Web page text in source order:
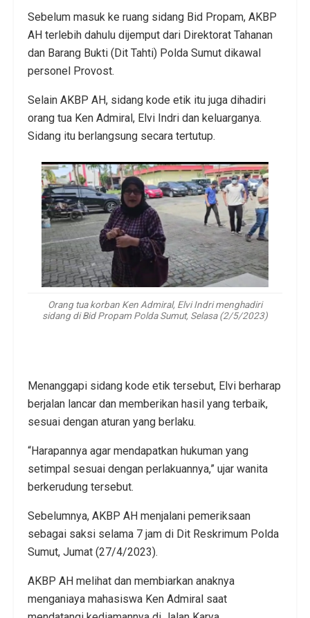
Sebelum masuk ke ruang sidang Bid Propam, AKBP
AH terlebih dahulu dijemput dari Direktorat Tahanan
dan Barang Bukti (Dit Tahti) Polda Sumut dikawal
personel Provost.
Selain AKBP AH, sidang kode etik itu juga dihadiri
orang tua Ken Admiral, Elvi Indri dan keluarganya.
Sidang itu berlangsung secara tertutup.
Orang tua korban Ken Admiral, Elvi Indri menghadiri
sidang di Bid Propam Polda Sumut, Selasa (2/5/2023)
Menanggapi sidang kode etik tersebut, Elvi berharap
berjalan lancar dan memberikan hasil yang terbaik,
sesuai dengan aturan yang berlaku.
“Harapannya agar mendapatkan hukuman yang
setimpal sesuai dengan perlakuannya,” ujar wanita
berkerudung tersebut.
Sebelumnya, AKBP AH menjalani pemeriksaan
sebagai saksi selama 7 jam di Dit Reskrimum Polda
Sumut, Jumat (27/4/2023).
AKBP AH melihat dan membiarkan anaknya
menganiaya mahasiswa Ken Admiral saat